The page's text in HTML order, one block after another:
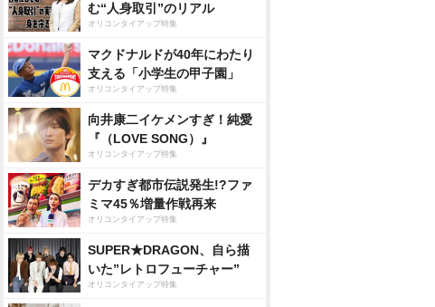
む“人身取引”のリアル
オリコンタイアップ特集
マクドナルドが40年にわたり
支える「小学生の甲子園」
オリコンタイアップ特集
向井康二イケメンすぎ！純愛
『（LOVE SONG）』
オリコンタイアップ特集
デカすぎ都市伝説発生!?ファ
ミマ45％増量作戦再来
オリコンタイアップ特集
SUPER★DRAGON、自ら描
いた”レトロフューチャー”
オリコンタイアップ特集